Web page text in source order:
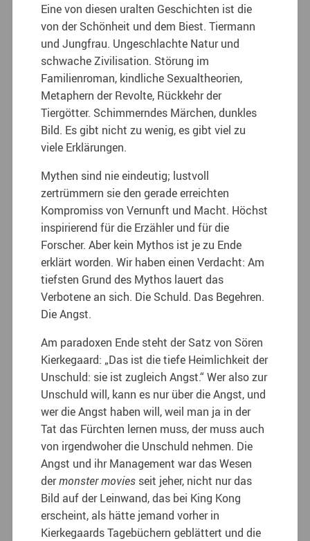
Eine von diesen uralten Geschichten ist die
von der Schönheit und dem Biest. Tiermann
und Jungfrau. Ungeschlachte Natur und
schwache Zivilisation. Störung im
Familienroman, kindliche Sexualtheorien,
Metaphern der Revolte, Rückkehr der
Tiergötter. Schimmerndes Märchen, dunkles
Bild. Es gibt nicht zu wenig, es gibt viel zu
viele Erklärungen.
Mythen sind nie eindeutig; lustvoll
zertrümmern sie den gerade erreichten
Kompromiss von Vernunft und Macht. Höchst
inspirierend für die Erzähler und für die
Forscher. Aber kein Mythos ist je zu Ende
erklärt worden. Wir haben einen Verdacht: Am
tiefsten Grund des Mythos lauert das
Verbotene an sich. Die Schuld. Das Begehren.
Die Angst.
Am paradoxen Ende steht der Satz von Sören
Kierkegaard: „Das ist die tiefe Heimlichkeit der
Unschuld: sie ist zugleich Angst.“ Wer also zur
Unschuld will, kann es nur über die Angst, und
wer die Angst haben will, weil man ja in der
Tat das Fürchten lernen muss, der muss auch
von irgendwoher die Unschuld nehmen. Die
Angst und ihr Management war das Wesen
dermonster movies seit jeher, nicht nur das
Bild auf der Leinwand, das bei King Kong
erscheint, als hätte jemand vorher in
Kierkegaards Tagebüchern geblättert und die